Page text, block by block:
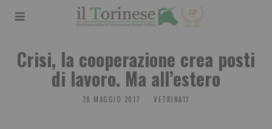
Crisi, la cooperazione crea posti
di lavoro. Ma all’estero
28 MAGGIO 2017 VETRINA11